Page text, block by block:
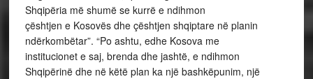
Shqipëria më shumë se kurrë e ndihmon
çështjen e Kosovës dhe çështjen shqiptare në planin
ndërkombëtar”. “Po ashtu, edhe Kosova me
institucionet e saj, brenda dhe jashtë, e ndihmon
Shqipërinë dhe në këtë plan ka një bashkëpunim, një